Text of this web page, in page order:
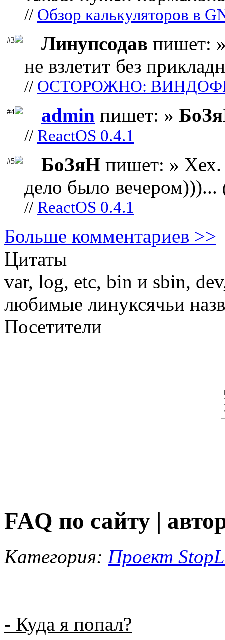
// Обзор калькуляторов в
#3 Линупсодав пишет:
не взлетит без
// ОСТОРОЖНО:
#4 admin пишет: »
// ReactOS 0.4.1
#5 БоЗяН пишет: » Хех.
дело было вечером)))...
// ReactOS 0.4.1
Больше комментариев >>
Цитаты
var, log, etc, bin и sbin,
любимые линуксячьи
Посетители
FAQ по сайту |
Категория: Проект
- Куда я попал?